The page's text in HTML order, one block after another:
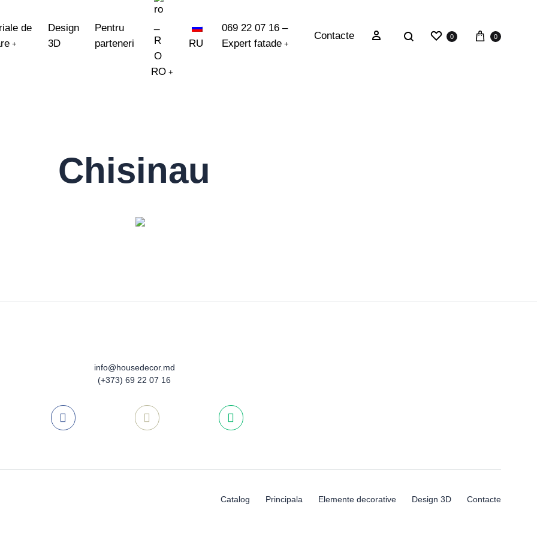
de
+
Design
3D
Pentru
parteneri
RO +
RU
069 22 07 16 –
Expert fatade +
Contacte 0 0
Chisinau
info@housedecor.md
(+373) 69 22 07 16
Catalog Principala Elemente decorative Design 3D Contacte